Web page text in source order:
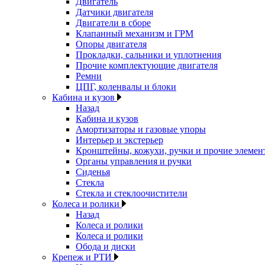
Датчики двигателя
Двигатели в сборе
Клапанный механизм и ГРМ
Опоры двигателя
Прокладки, сальники и уплотнения
Прочие комплектующие двигателя
Ремни
ЦПГ, коленвалы и блоки
Кабина и кузов
Назад
Кабина и кузов
Амортизаторы и газовые упоры
Интерьер и экстерьер
Кронштейны, кожухи, ручки и прочие
Органы управления и ручки
Сиденья
Стекла
Стекла и стеклоочистители
Колеса и ролики
Назад
Колеса и ролики
Колеса и ролики
Обода и диски
Крепеж и РТИ